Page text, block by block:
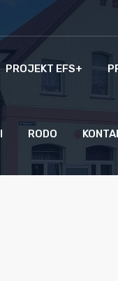
PROJEKT EFS+
RODO